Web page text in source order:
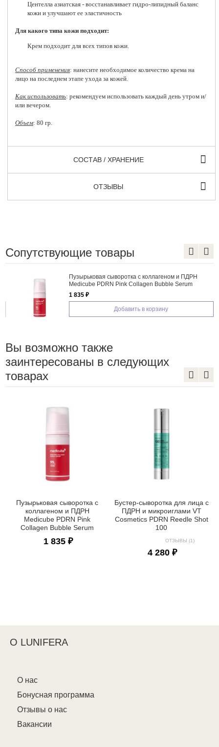
Центелла азиатская - восстанавливает гидро-липидный баланс
кожи и улучшают ее эластичность
Для какого типа кожи подходит:
Крем подходит для всех типов кожи.
Способ применения: нанесите необходимое количество крема на
лицо на последнем этапе ухода за кожей.
Как использовать: рекомендуем использовать каждый день утром и/
или вечером.
Объем: 80 гр.
СОСТАВ / ХРАНЕНИЕ
ОТЗЫВЫ
Сопутствующие товары
Пузырьковая сыворотка с коллагеном и ПДРН
Medicube PDRN Pink Collagen Bubble Serum
1 835 ₽
Добавить в корзину
Вы возможно также
заинтересованы в следующих
товарах
Пузырьковая сыворотка с
коллагеном и ПДРН
Medicube PDRN Pink
Collagen Bubble Serum
1 835 ₽
Бустер-сыворотка для лица с
ПДРН и микроиглами VT
Cosmetics PDRN Reedle Shot
100
ОТЗЫВЫ (1)
4 280 ₽
О LUNIFERA
О нас
Бонусная программа
Отзывы о нас
Вакансии